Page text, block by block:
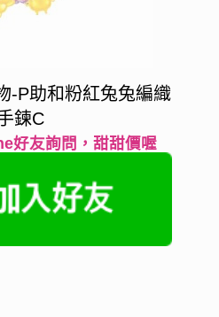
-P助和粉紅兔兔編織
鍊C
好友詢問，甜甜價喔